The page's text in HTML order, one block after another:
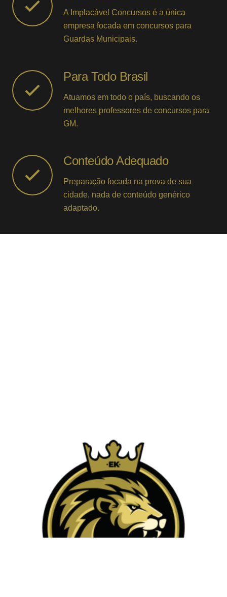
A Implacável Concursos é a única
empresa focada em concursos para
Guardas Municipais.
Para Todo Brasil
Atuamos em todo o país, buscando os
melhores professores de concursos para
GM.
Conteúdo Adequado
Preparação focada na prova de sua
cidade, nada de conteúdo genérico
adaptado.